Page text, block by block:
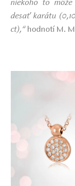
niekoho to
desať karátu
ct),“ hodnotí M.